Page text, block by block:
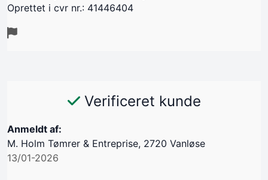
Oprettet i cvr nr.: 41446404
Verificeret kunde
Anmeldt af:
M. Holm Tømrer & Entreprise, 2720 Vanløse
13/01-2026